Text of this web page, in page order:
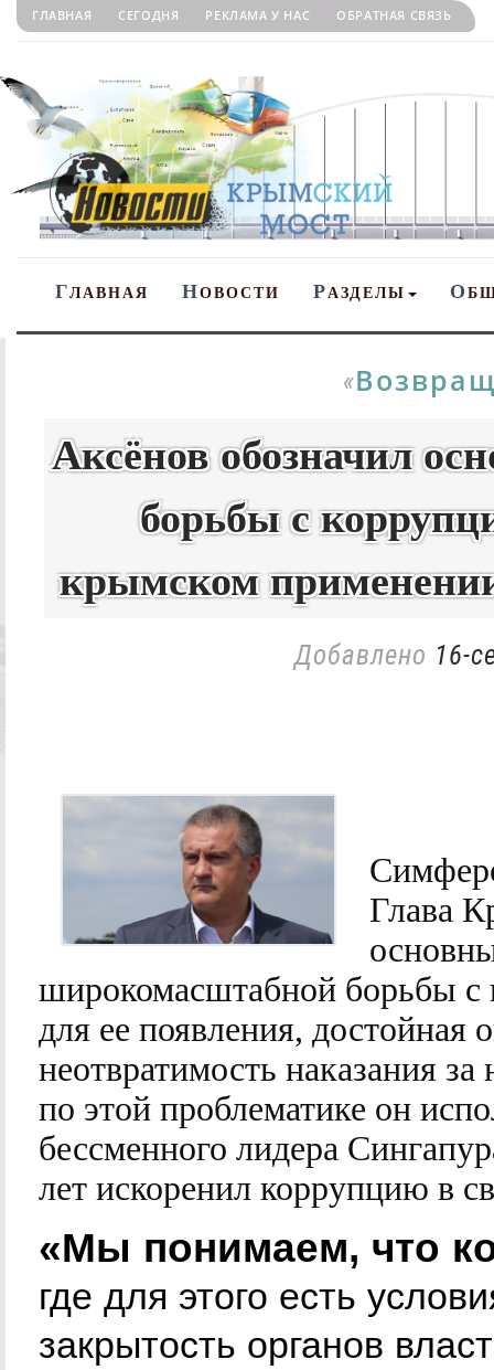
ГЛАВНАЯ СЕГОДНЯ РЕКЛАМА У НАС ОБРАТНАЯ СВЯЗЬ
ГЛАВНАЯ НОВОСТИ РАЗДЕЛЫ О
«
Аксёнов обозначил
борьбы с
крымском
Добавлено 16-
Глава
широкомасштабной борьбы с
для ее появления, достойная
неотвратимость наказания
по этой проблематике он
бессменного лидера
лет искоренил коррупцию в
«Мы понимаем, что
где для этого есть
закрытость органов